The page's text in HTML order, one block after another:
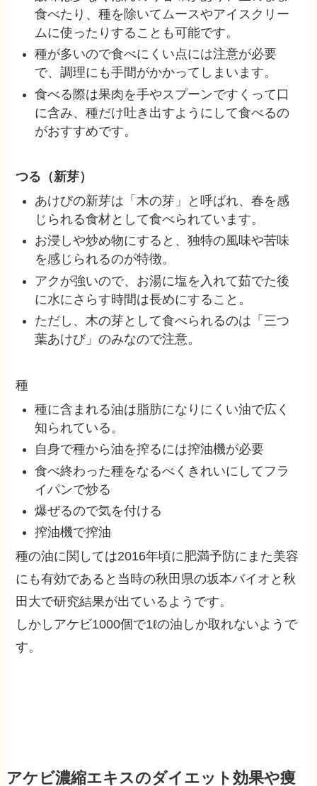
食べたり、種を除いてムースやアイスクリー
ムに使ったりすることも可能です。
種が多いので食べにくい点には注意が必要
で、調理にも手間がかかってしまいます。
食べる際は果肉を手やスプーンですくって口
に含み、種だけ吐き出すようにして食べるの
がおすすめです。
つる（新芽）
あけびの新芽は「木の芽」と呼ばれ、春を感
じられる食材として食べられています。
お浸しや炒め物にすると、独特の風味や苦味
を感じられるのが特徴。
アクが強いので、お湯に塩を入れて茹でた後
に水にさらす時間は長めにすること。
ただし、木の芽として食べられるのは「三つ
葉あけび」のみなので注意。
種
種に含まれる油は脂肪になりにくい油で広く
知られている。
自身で種から油を搾るには搾油機が必要
食べ終わった種をなるべくきれいにしてフラ
イパンで炒る
爆ぜるので気を付ける
搾油機で搾油
種の油に関しては2016年頃に肥満予防にまた美容
にも有効であると当時の秋田県の坂本バイオと秋
田大で研究結果が出ているようです。
しかしアケビ1000個で1ℓの油しか取れないようで
す。
アケビ濃縮エキスのダイエット効果や痩